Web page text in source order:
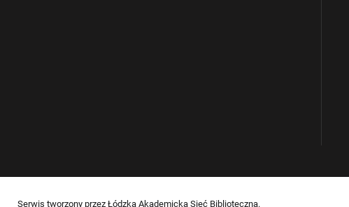
Serwis tworzony przez Łódzką Akademicką Sieć Biblioteczną.